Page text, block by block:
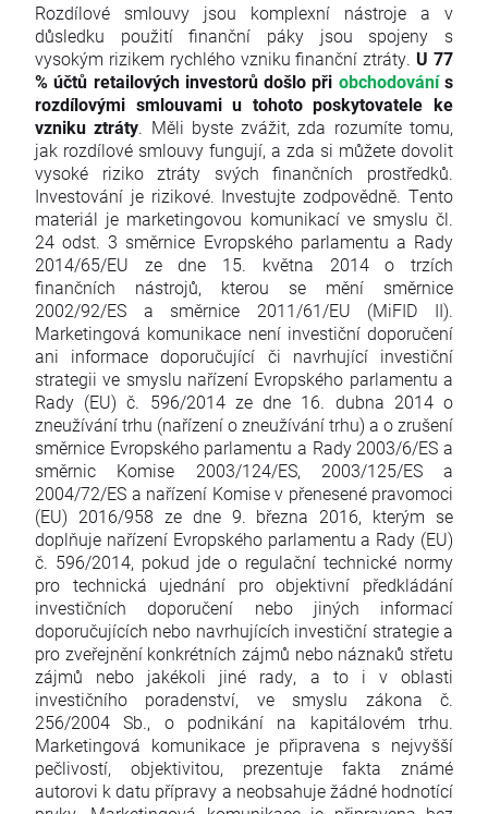
Rozdílové smlouvy jsou komplexní nástroje a v
důsledku použití finanční páky jsou spojeny s
vysokým rizikem rychlého vzniku finanční ztráty. U 77
% účtů retailových investorů došlo při obchodovánís
rozdílovými smlouvami u tohoto poskytovatele ke
vzniku ztráty. Měli byste zvážit, zda rozumíte tomu,
jak rozdílové smlouvy fungují, a zda si můžete dovolit
vysoké riziko ztráty svých finančních prostředků.
Investování je rizikové. Investujte zodpovědně. Tento
materiál je marketingovou komunikací ve smyslu čl.
24 odst. 3 směrnice Evropského parlamentu a Rady
2014/65/EU ze dne 15. května 2014 o trzích
finančních nástrojů, kterou se mění směrnice
2002/92/ES a směrnice 2011/61/EU (MiFID II).
Marketingová komunikace není investiční doporučení
ani informace doporučující či navrhující investiční
strategii ve smyslu nařízení Evropského parlamentu a
Rady (EU) č. 596/2014 ze dne 16. dubna 2014 o
zneužívání trhu (nařízení o zneužívání trhu) a o zrušení
směrnice Evropského parlamentu a Rady 2003/6/ES a
směrnic Komise 2003/124/ES, 2003/125/ES a
2004/72/ES a nařízení Komise v přenesené pravomoci
(EU) 2016/958 ze dne 9. března 2016, kterým se
doplňuje nařízení Evropského parlamentu a Rady (EU)
č. 596/2014, pokud jde o regulační technické normy
pro technická ujednání pro objektivní předkládání
investičních doporučení nebo jiných informací
doporučujících nebo navrhujících investiční strategie a
pro zveřejnění konkrétních zájmů nebo náznaků střetu
zájmů nebo jakékoli jiné rady, a to i v oblasti
investičního poradenství, ve smyslu zákona č.
256/2004 Sb., o podnikání na kapitálovém trhu.
Marketingová komunikace je připravena s nejvyšší
pečlivostí, objektivitou, prezentuje fakta známé
autorovi k datu přípravy a neobsahuje žádné hodnotící